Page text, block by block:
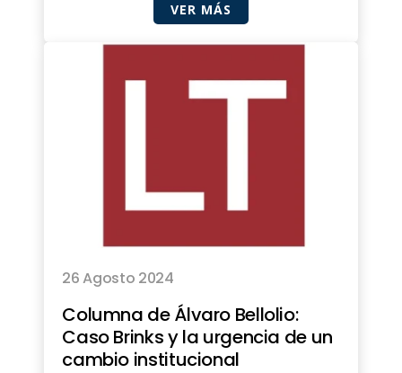
VER MÁS
26 Agosto 2024
Columna de Álvaro Bellolio:
Caso Brinks y la urgencia de un
cambio institucional